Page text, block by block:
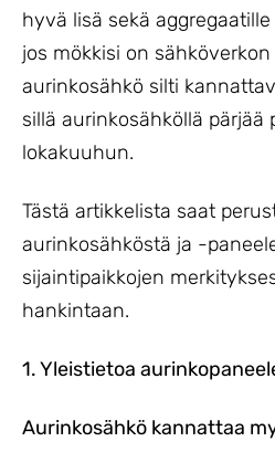
hyvä lisä sekä
jos mökkisi on
aurinkosähkö silti
sillä aurinkosähköllä pärjää
lokakuuhun.
Tästä artikkelista saat
aurinkosähköstä ja -
sijaintipaikkojen
hankintaan.
1. Yleistietoa
Aurinkosähkö kannattaa